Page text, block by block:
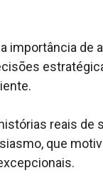
importância de
reais de
que